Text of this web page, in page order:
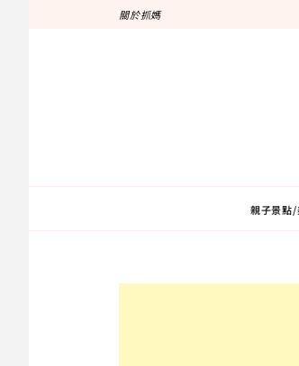
關於抓媽
親子景點/